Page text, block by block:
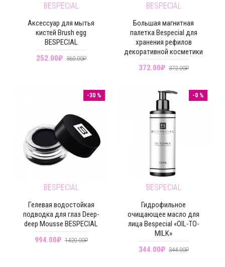
BESPECIAL
Аксессуар для мытья
кистей Brush egg
BESPECIAL
252.00₽ 360.00₽
BESPECIAL
Большая магнитная
палетка Bespecial для
хранения рефилов
декоративной косметики
372.00₽ 372.00₽
-30 %
BESPECIAL
Гелевая водостойкая
подводка для глаз Deep-
deep Mousse BESPECIAL
994.00₽ 1420.00₽
-0 %
BESPECIAL
Гидрофильное
очищающее масло для
лица Bespecial «OIL-TO-
MILK»
344.00₽ 344.00₽